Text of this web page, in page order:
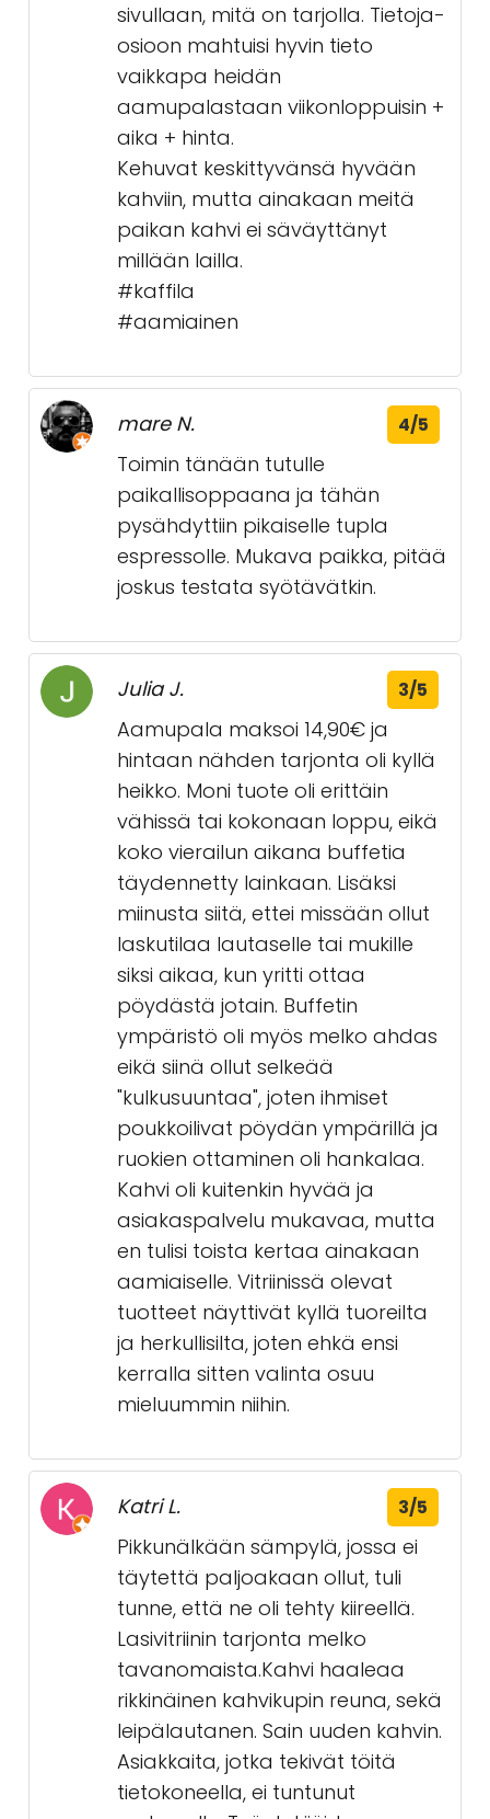
sivullaan, mitä on tarjolla. Tietoja-
osioon mahtuisi hyvin tieto
vaikkapa heidän
aamupalastaan viikonloppuisin +
aika + hinta.
Kehuvat keskittyvänsä hyvään
kahviin, mutta ainakaan meitä
paikan kahvi ei säväyttänyt
millään lailla.
#kaffila
#aamiainen
mare N. 4/5
Toimin tänään tutulle
paikallisoppaana ja tähän
pysähdyttiin pikaiselle tupla
espressolle. Mukava paikka, pitää
joskus testata syötävätkin.
Julia J. 3/5
Aamupala maksoi 14,90€ ja
hintaan nähden tarjonta oli kyllä
heikko. Moni tuote oli erittäin
vähissä tai kokonaan loppu, eikä
koko vierailun aikana buffetia
täydennetty lainkaan. Lisäksi
miinusta siitä, ettei missään ollut
laskutilaa lautaselle tai mukille
siksi aikaa, kun yritti ottaa
pöydästä jotain. Buffetin
ympäristö oli myös melko ahdas
eikä siinä ollut selkeää
"kulkusuuntaa", joten ihmiset
poukkoilivat pöydän ympärillä ja
ruokien ottaminen oli hankalaa.
Kahvi oli kuitenkin hyvää ja
asiakaspalvelu mukavaa, mutta
en tulisi toista kertaa ainakaan
aamiaiselle. Vitriinissä olevat
tuotteet näyttivät kyllä tuoreilta
ja herkullisilta, joten ehkä ensi
kerralla sitten valinta osuu
mieluummin niihin.
Katri L. 3/5
Pikkunälkään sämpylä, jossa ei
täytettä paljoakaan ollut, tuli
tunne, että ne oli tehty kiireellä.
Lasivitriinin tarjonta melko
tavanomaista.Kahvi haaleaa
rikkinäinen kahvikupin reuna, sekä
leipälautanen. Sain uuden kahvin.
Asiakkaita, jotka tekivät töitä
tietokoneella, ei tuntunut